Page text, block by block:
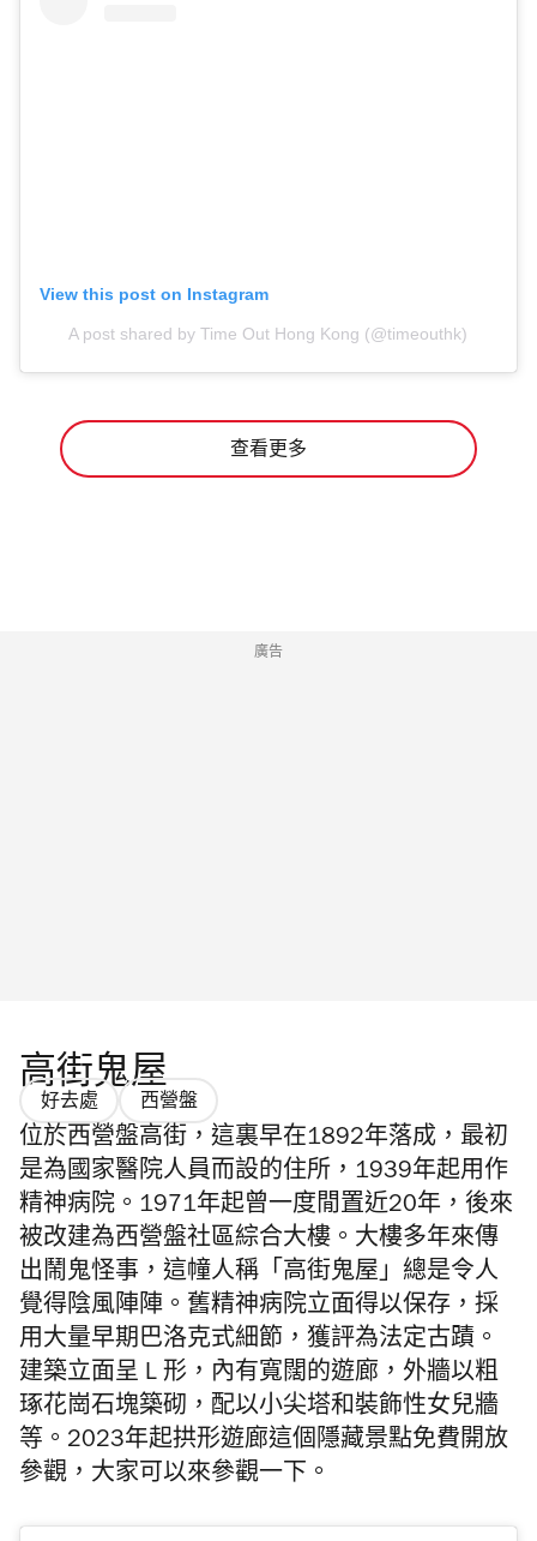
View this post on Instagram
A post shared by Time Out Hong Kong (@timeouthk)
查看更多
廣告
高街鬼屋
好去處 西營盤
位於西營盤高街，這裏早在1892年落成，最初
是為國家醫院人員而設的住所，1939年起用作
精神病院。1971年起曾一度閒置近20年，後來
被改建為西營盤社區綜合大樓。大樓多年來傳
出鬧鬼怪事，這幢人稱「高街鬼屋」總是令人
覺得陰風陣陣。舊精神病院立面得以保存，採
用大量早期巴洛克式細節，獲評為法定古蹟。
建築立面呈 L 形，內有寬闊的遊廊，外牆以粗
琢花崗石塊築砌，配以小尖塔和裝飾性女兒牆
等。2023年起拱形遊廊這個隱藏景點免費開放
參觀，大家可以來參觀一下。